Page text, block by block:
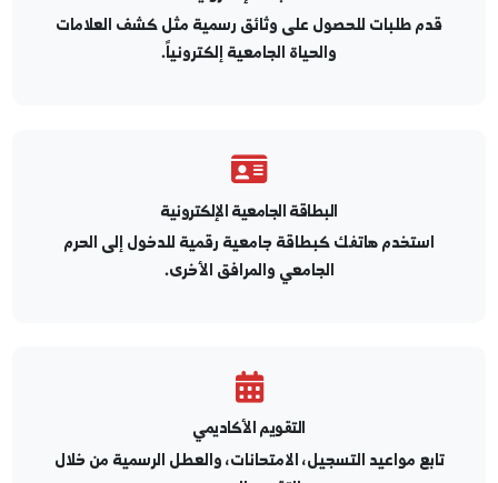
الطلبات الإلكترونية
قدم طلبات للحصول على وثائق رسمية مثل كشف العلامات
والحياة الجامعية إلكترونياً.
البطاقة الجامعية الإلكترونية
استخدم هاتفك كبطاقة جامعية رقمية للدخول إلى الحرم
الجامعي والمرافق الأخرى.